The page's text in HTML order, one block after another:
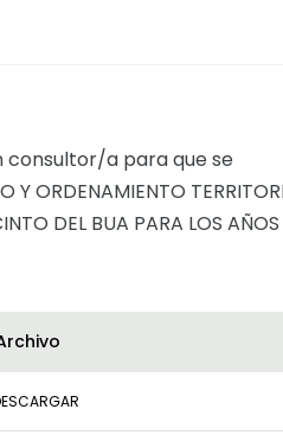
consultor/a para que se
ORDENAMIENTO
DEL BUA PARA LOS AÑOS